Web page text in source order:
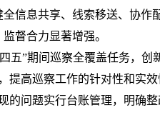
信息共享、线索移送、协作
督合力显著增强。
五”期间巡察全覆盖任务，创
提高巡察工作的针对性和实
的问题实行台账管理，明确